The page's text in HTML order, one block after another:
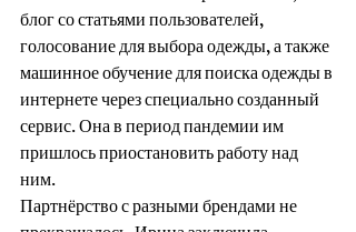
блог со статьями пользователей,
голосование для выбора одежды, а также
машинное обучение для поиска одежды в
интернете через специально созданный
сервис. Она в период пандемии им
пришлось приостановить работу над
ним.
Партнёрство с разными брендами не